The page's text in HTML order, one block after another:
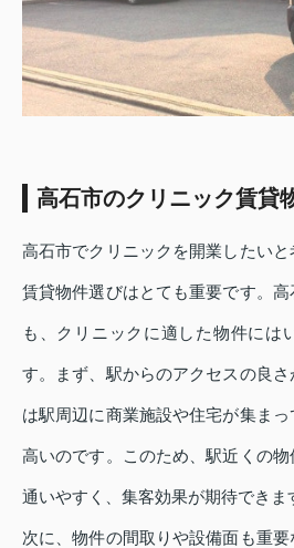
高石市のクリニック賃貸
高石市でクリニックを開業したいと
賃貸物件選びはとても重要です。
も、クリニックに適した物件には
す。まず、駅からのアクセスの良
は駅周辺に商業施設や住宅が集ま
高いのです。このため、駅近くの
通いやすく、集客効果が期待できま
次に、物件の間取りや設備面も重